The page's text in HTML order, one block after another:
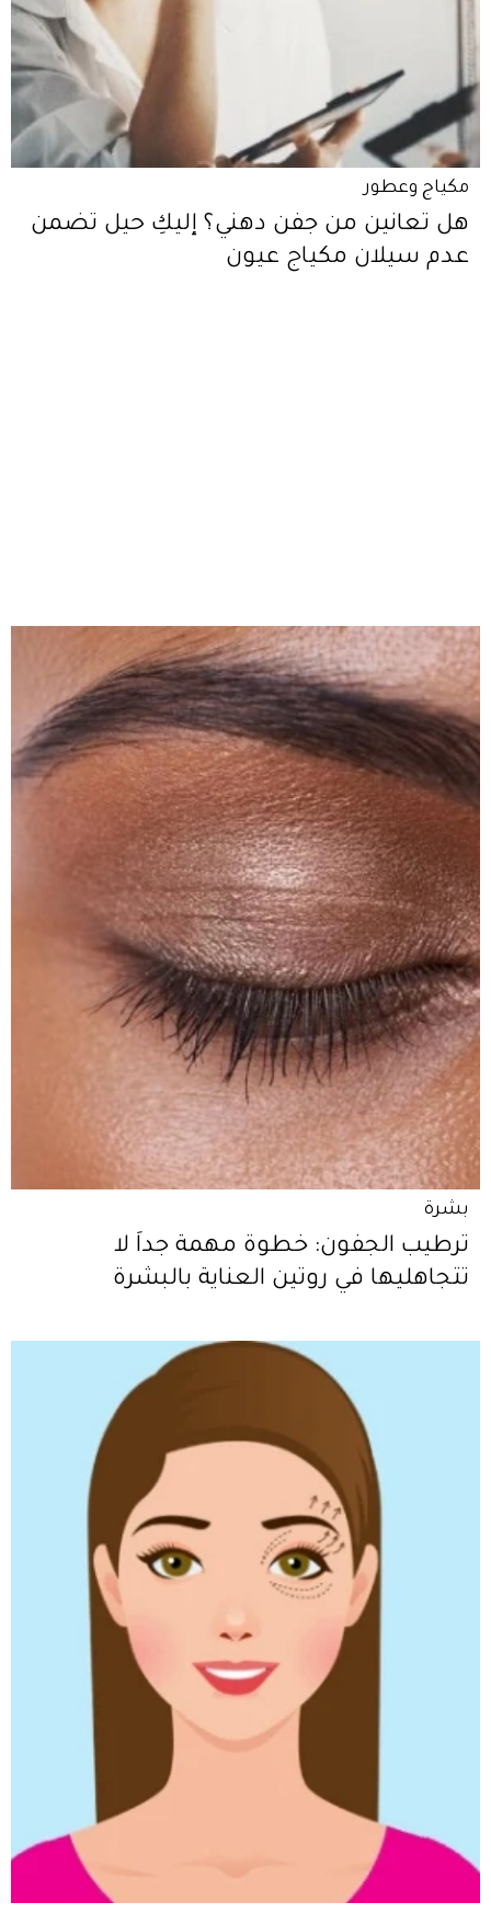
مكياج وعطور
هل تعانين من جفن دهني؟ إليكِ حيل تضمن
عدم سيلان مكياج عيون
بشرة
ترطيب الجفون: خطوة مهمة جداً لا
تتجاهليها في روتين العناية بالبشرة